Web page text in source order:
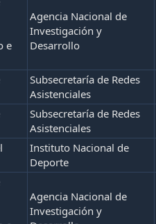
e
Agencia Nacional de
Investigación y
Desarrollo
Subsecretaría de Redes
Asistenciales
Subsecretaría de Redes
Asistenciales
Instituto Nacional de
Deporte
Agencia Nacional de
Investigación y